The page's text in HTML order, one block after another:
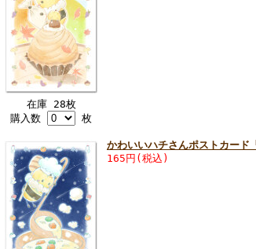
在庫 28枚
購入数
枚
かわいいハチさんポストカー
165円(税込)